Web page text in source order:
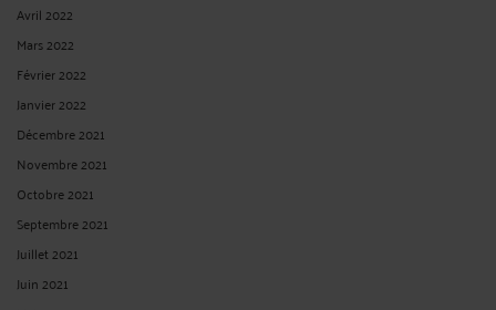
Avril 2022
Mars 2022
Février 2022
Janvier 2022
Décembre 2021
Novembre 2021
Octobre 2021
Septembre 2021
Juillet 2021
Juin 2021